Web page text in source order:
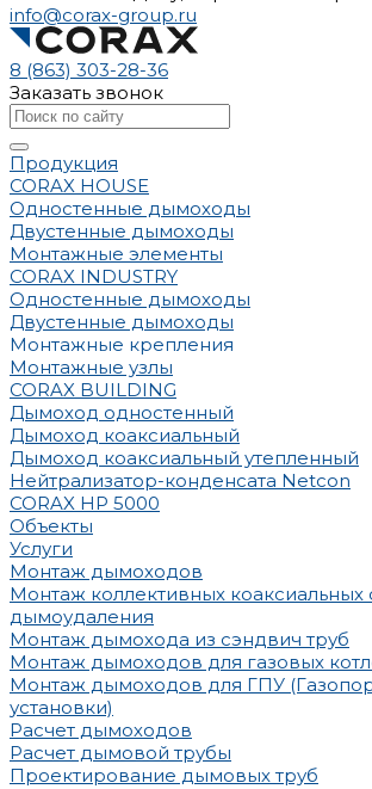
info@corax-group.ru
8 (863) 303-28-36
Заказать звонок
Продукция
CORAX HOUSE
Одностенные дымоходы
Двустенные дымоходы
Монтажные элементы
CORAX INDUSTRY
Одностенные дымоходы
Двустенные дымоходы
Монтажные крепления
Монтажные узлы
CORAX BUILDING
Дымоход одностенный
Дымоход коаксиальный
Дымоход коаксиальный утепленный
Нейтрализатор-конденсата Netcon
CORAX HP 5000
Объекты
Услуги
Монтаж дымоходов
Монтаж коллективных коаксиальных
дымоудаления
Монтаж дымохода из сэндвич труб
Монтаж дымоходов для газовых
Монтаж дымоходов для ГПУ
установки)
Расчет дымоходов
Расчет дымовой трубы
Проектирование дымовых труб